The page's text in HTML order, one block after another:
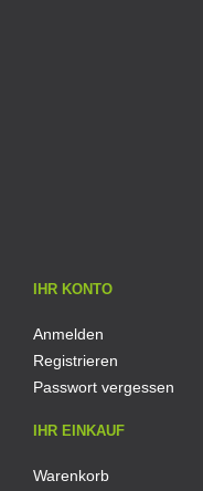
IHR KONTO
Anmelden
Registrieren
Passwort vergessen
IHR EINKAUF
Warenkorb